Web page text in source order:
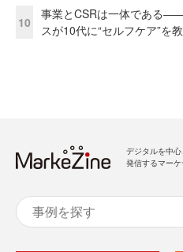
10
事業とCSRは一体である
スが10代に“セルフケア”を
デジタルを中
発信するマーケ